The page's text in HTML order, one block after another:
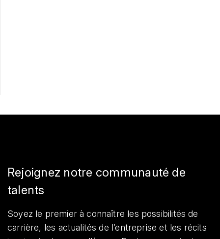
Rejoignez notre communauté de
talents
Soyez le premier à connaître les possibilités de
carrière, les actualités de l’entreprise et les récits